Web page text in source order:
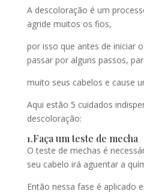
A descoloração é um
agride muitos os fios,
por isso que antes de iniciar
passar por alguns passos,
muito seus cabelos e cause
Aqui estão 5 cuidados
descoloração:
1.Faça um teste de mecha
O teste de mechas é
seu cabelo irá aguentar a
Então nessa fase é aplicado